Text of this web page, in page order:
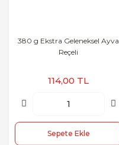
380 g Ekstra Geleneksel Ayva
Reçeli
114,00 TL
Sepete Ekle